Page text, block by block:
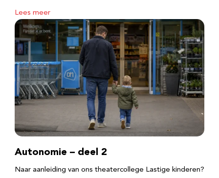
Lees meer
Autonomie – deel 2
Naar aanleiding van ons theatercollege Lastige kinderen?